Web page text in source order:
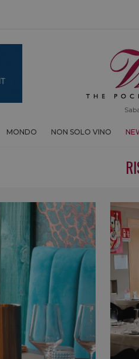
MONDO NON SOLO VINO